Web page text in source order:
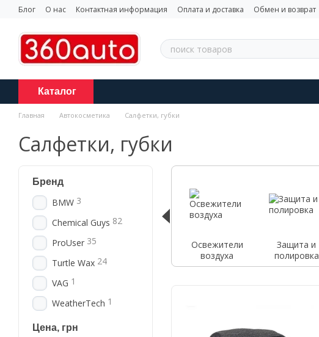
Перейти к основному контенту
Блог О нас Контактная информация Оплата и доставка Обмен и возврат
Каталог
Главная Автокосметика Салфетки, губки
Салфетки, губки
Освежители
воздуха
Защита и
полировка
Бренд
BMW 3
Chemical Guys 82
ProUser 35
Turtle Wax 24
VAG 1
WeatherTech 1
Цена, грн